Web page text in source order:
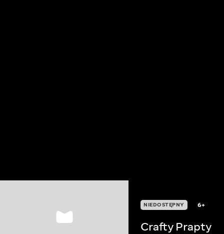
NIEDOSTĘPNY 6+
Crafty Prapty